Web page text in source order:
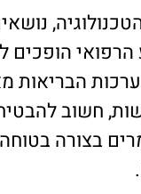
הופכים
הבריאות
חשוב
בצורה